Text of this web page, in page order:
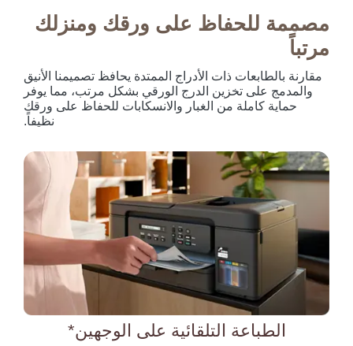
مصممة للحفاظ على ورقك ومنزلك
مرتباً
مقارنة بالطابعات ذات الأدراج الممتدة يحافظ تصميمنا الأنيق
والمدمج على تخزين الدرج الورقي بشكل مرتب، مما يوفر
حماية كاملة من الغبار والانسكابات للحفاظ على ورقك
نظيفاً.
الطباعة التلقائية على الوجهين*